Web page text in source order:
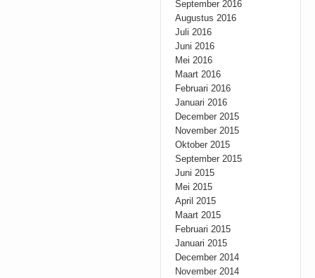
September 2016
Augustus 2016
Juli 2016
Juni 2016
Mei 2016
Maart 2016
Februari 2016
Januari 2016
December 2015
November 2015
Oktober 2015
September 2015
Juni 2015
Mei 2015
April 2015
Maart 2015
Februari 2015
Januari 2015
December 2014
November 2014